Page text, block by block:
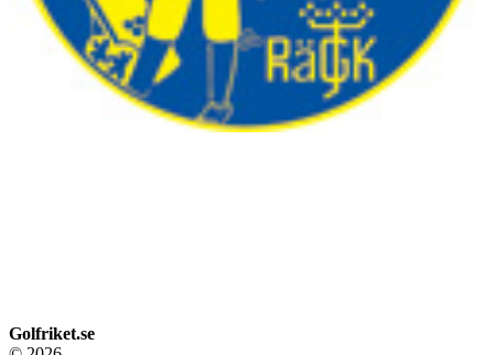
Golfriket.se